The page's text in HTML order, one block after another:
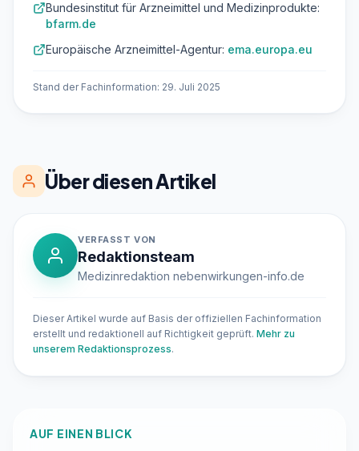
Bundesinstitut für Arzneimittel und Medizinprodukte:
bfarm.de
Europäische Arzneimittel-Agentur: ema.europa.eu
Stand der Fachinformation: 29. Juli 2025
Über diesen Artikel
VERFASST VON
Redaktionsteam
Medizinredaktion nebenwirkungen-info.de
Dieser Artikel wurde auf Basis der offiziellen Fachinformation
erstellt und redaktionell auf Richtigkeit geprüft. Mehr zu
unserem Redaktionsprozess.
AUF EINEN BLICK